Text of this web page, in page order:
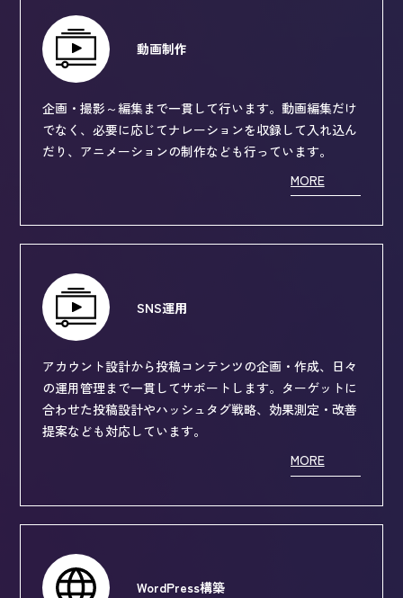
動画制作
企画・撮影～編集まで一貫して行います。動画編集だけ
でなく、必要に応じてナレーションを収録して入れ込ん
だり、アニメーションの制作なども行っています。
MORE
SNS運用
アカウント設計から投稿コンテンツの企画・作成、日々
の運用管理まで一貫してサポートします。ターゲットに
合わせた投稿設計やハッシュタグ戦略、効果測定・改善
提案なども対応しています。
MORE
WordPress構築